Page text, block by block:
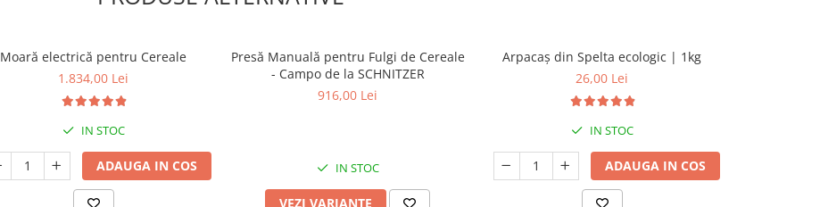
Moară electrică pentru Cereale
1.834,00 Lei
IN STOC
ADAUGA IN COS
Presă Manuală pentru Fulgi de Cereale
- Campo de la SCHNITZER
916,00 Lei
IN STOC
VEZI VARIANTE
Arpacaș din Spelta ecologic | 1kg
26,00 Lei
IN STOC
ADAUGA IN COS